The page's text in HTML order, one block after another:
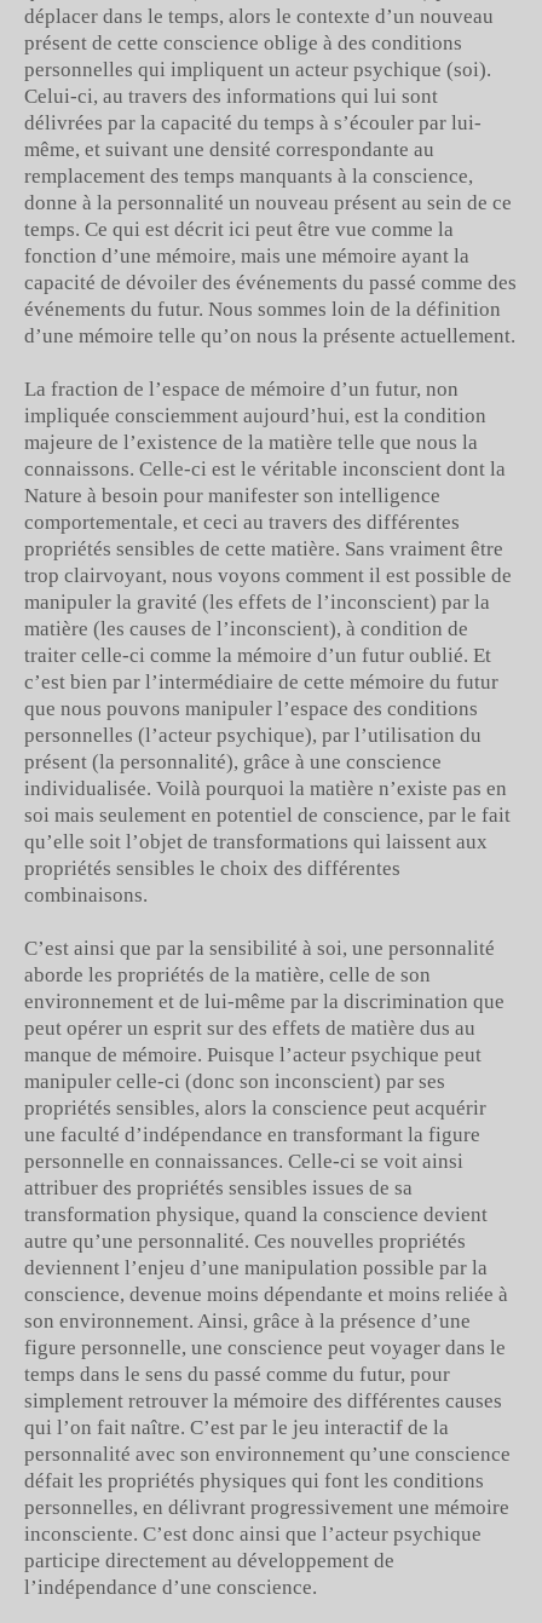
déplacer dans le temps, alors le contexte d’un nouveau
présent de cette conscience oblige à des conditions
personnelles qui impliquent un acteur psychique (soi).
Celui-ci, au travers des informations qui lui sont
délivrées par la capacité du temps à s’écouler par lui-
même, et suivant une densité correspondante au
remplacement des temps manquants à la conscience,
donne à la personnalité un nouveau présent au sein de ce
temps. Ce qui est décrit ici peut être vue comme la
fonction d’une mémoire, mais une mémoire ayant la
capacité de dévoiler des événements du passé comme des
événements du futur. Nous sommes loin de la définition
d’une mémoire telle qu’on nous la présente actuellement.
La fraction de l’espace de mémoire d’un futur, non
impliquée consciemment aujourd’hui, est la condition
majeure de l’existence de la matière telle que nous la
connaissons. Celle-ci est le véritable inconscient dont la
Nature à besoin pour manifester son intelligence
comportementale, et ceci au travers des différentes
propriétés sensibles de cette matière. Sans vraiment être
trop clairvoyant, nous voyons comment il est possible de
manipuler la gravité (les effets de l’inconscient) par la
matière (les causes de l’inconscient), à condition de
traiter celle-ci comme la mémoire d’un futur oublié. Et
c’est bien par l’intermédiaire de cette mémoire du futur
que nous pouvons manipuler l’espace des conditions
personnelles (l’acteur psychique), par l’utilisation du
présent (la personnalité), grâce à une conscience
individualisée. Voilà pourquoi la matière n’existe pas en
soi mais seulement en potentiel de conscience, par le fait
qu’elle soit l’objet de transformations qui laissent aux
propriétés sensibles le choix des différentes
combinaisons.
C’est ainsi que par la sensibilité à soi, une personnalité
aborde les propriétés de la matière, celle de son
environnement et de lui-même par la discrimination que
peut opérer un esprit sur des effets de matière dus au
manque de mémoire. Puisque l’acteur psychique peut
manipuler celle-ci (donc son inconscient) par ses
propriétés sensibles, alors la conscience peut acquérir
une faculté d’indépendance en transformant la figure
personnelle en connaissances. Celle-ci se voit ainsi
attribuer des propriétés sensibles issues de sa
transformation physique, quand la conscience devient
autre qu’une personnalité. Ces nouvelles propriétés
deviennent l’enjeu d’une manipulation possible par la
conscience, devenue moins dépendante et moins reliée à
son environnement. Ainsi, grâce à la présence d’une
figure personnelle, une conscience peut voyager dans le
temps dans le sens du passé comme du futur, pour
simplement retrouver la mémoire des différentes causes
qui l’on fait naître. C’est par le jeu interactif de la
personnalité avec son environnement qu’une conscience
défait les propriétés physiques qui font les conditions
personnelles, en délivrant progressivement une mémoire
inconsciente. C’est donc ainsi que l’acteur psychique
participe directement au développement de
l’indépendance d’une conscience.